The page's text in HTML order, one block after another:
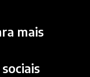
mais